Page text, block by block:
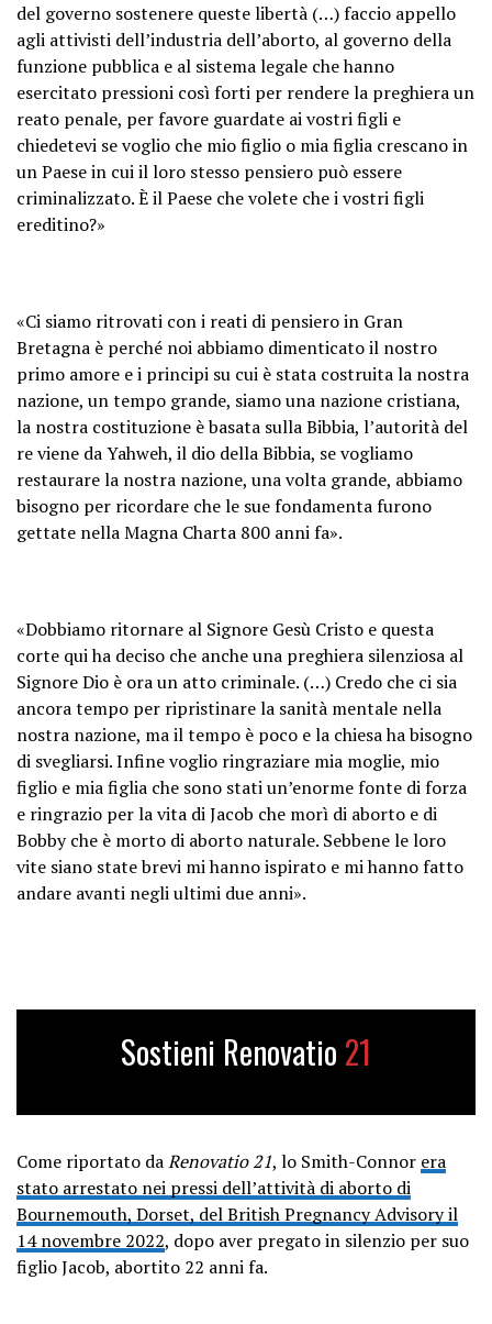
del governo sostenere queste libertà (…) faccio appello
agli attivisti dell’industria dell’aborto, al governo della
funzione pubblica e al sistema legale che hanno
esercitato pressioni così forti per rendere la preghiera un
reato penale, per favore guardate ai vostri figli e
chiedetevi se voglio che mio figlio o mia figlia crescano in
un Paese in cui il loro stesso pensiero può essere
criminalizzato. È il Paese che volete che i vostri figli
ereditino?»
«Ci siamo ritrovati con i reati di pensiero in Gran
Bretagna è perché noi abbiamo dimenticato il nostro
primo amore e i principi su cui è stata costruita la nostra
nazione, un tempo grande, siamo una nazione cristiana,
la nostra costituzione è basata sulla Bibbia, l’autorità del
re viene da Yahweh, il dio della Bibbia, se vogliamo
restaurare la nostra nazione, una volta grande, abbiamo
bisogno per ricordare che le sue fondamenta furono
gettate nella Magna Charta 800 anni fa».
«Dobbiamo ritornare al Signore Gesù Cristo e questa
corte qui ha deciso che anche una preghiera silenziosa al
Signore Dio è ora un atto criminale. (…) Credo che ci sia
ancora tempo per ripristinare la sanità mentale nella
nostra nazione, ma il tempo è poco e la chiesa ha bisogno
di svegliarsi. Infine voglio ringraziare mia moglie, mio ​​
figlio e mia figlia che sono stati un’enorme fonte di forza
e ringrazio per la vita di Jacob che morì di aborto e di
Bobby che è morto di aborto naturale. Sebbene le loro
vite siano state brevi mi hanno ispirato e mi hanno fatto
andare avanti negli ultimi due anni».
Sostieni Renovatio 21
Come riportato daRenovatio 21, lo Smith-Connor era
stato arrestato nei pressi dell’attività di aborto di
Bournemouth, Dorset, del British Pregnancy Advisory il
14 novembre 2022, dopo aver pregato in silenzio per suo
figlio Jacob, abortito 22 anni fa.